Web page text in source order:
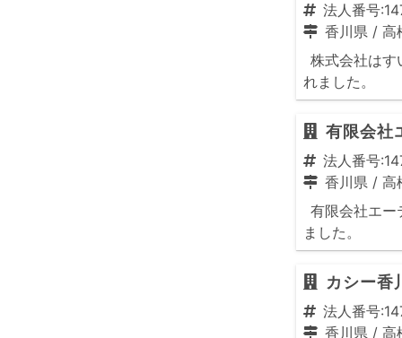
法人番号
香川県 / 高
株式会社はす
れました。
有限会社
法人番号
香川県 / 高
有限会社エー
ました。
カシー香
法人番号
香川県 / 高